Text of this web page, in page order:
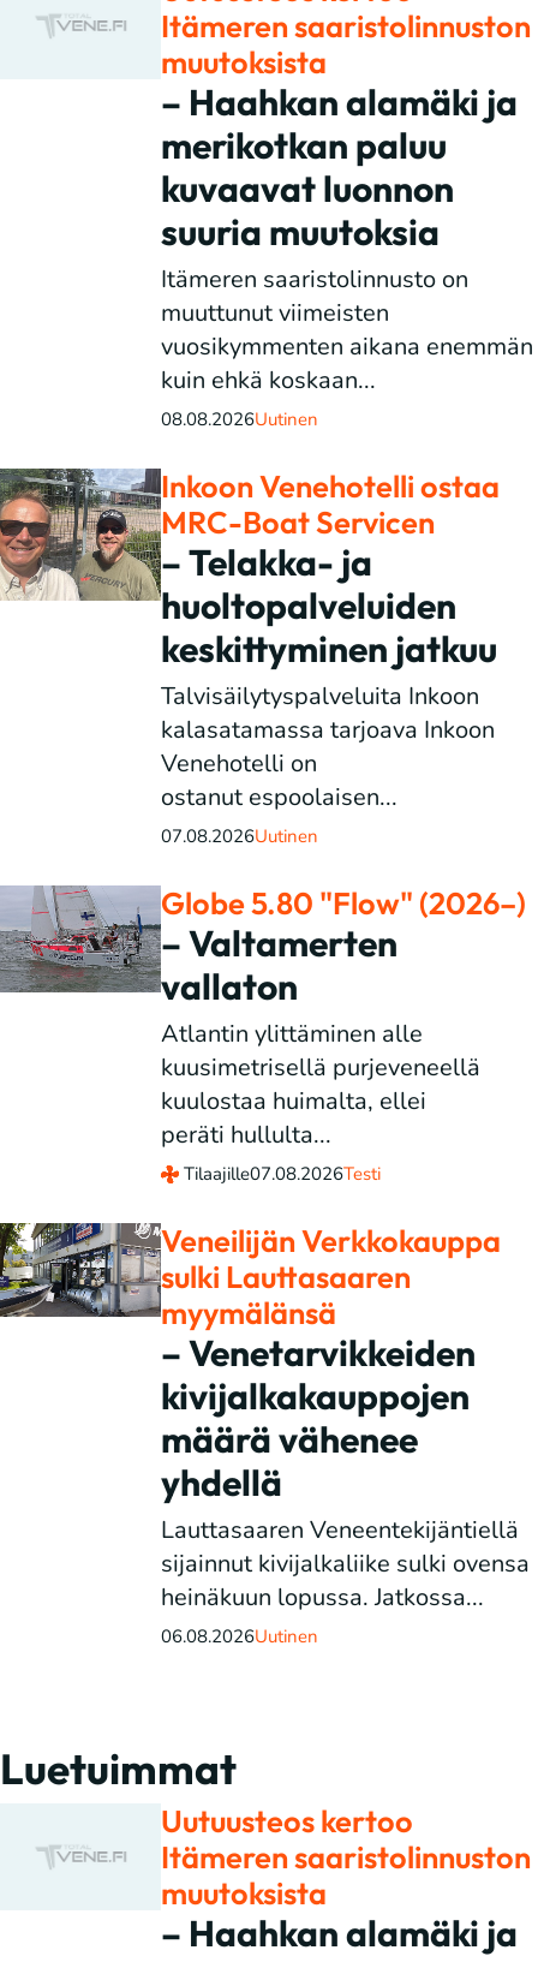
Itämeren saaristolinnuston
muutoksista
– Haahkan alamäki ja
merikotkan paluu
kuvaavat luonnon
suuria muutoksia
Itämeren saaristolinnusto on
muuttunut viimeisten
vuosikymmenten aikana enemmän
kuin ehkä koskaan...
08.08.2026Uutinen
Inkoon Venehotelli ostaa
MRC-Boat Servicen
– Telakka- ja
huoltopalveluiden
keskittyminen jatkuu
Talvisäilytyspalveluita Inkoon
kalasatamassa tarjoava Inkoon
Venehotelli on
ostanut espoolaisen...
07.08.2026Uutinen
Globe 5.80 "Flow" (2026–)
– Valtamerten
vallaton
Atlantin ylittäminen alle
kuusimetrisellä purjeveneellä
kuulostaa huimalta, ellei
peräti hullulta...
Tilaajille07.08.2026Testi
Veneilijän Verkkokauppa
sulki Lauttasaaren
myymälänsä
– Venetarvikkeiden
kivijalkakauppojen
määrä vähenee
yhdellä
Lauttasaaren Veneentekijäntiellä
sijainnut kivijalkaliike sulki ovensa
heinäkuun lopussa. Jatkossa...
06.08.2026Uutinen
Luetuimmat
Uutuusteos kertoo
Itämeren saaristolinnuston
muutoksista
– Haahkan alamäki ja